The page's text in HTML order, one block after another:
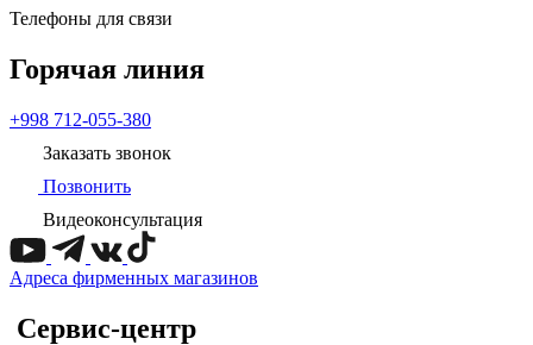
Телефоны для связи
Горячая линия
+998 712-055-380
Заказать звонок
Позвонить
Видеоконсультация
Адреса фирменных магазинов
Сервис-центр